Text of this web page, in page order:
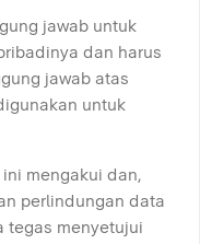
jawab untuk
dan harus
jawab atas
untuk
mengakui dan,
perlindungan data
tegas menyetujui